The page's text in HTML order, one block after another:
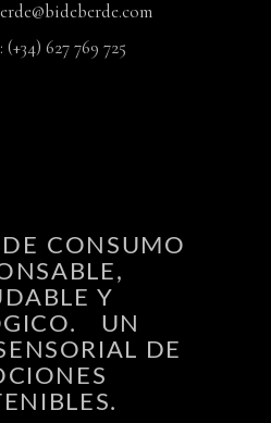
627 769 725
CONSUMO
Y
UN
DE